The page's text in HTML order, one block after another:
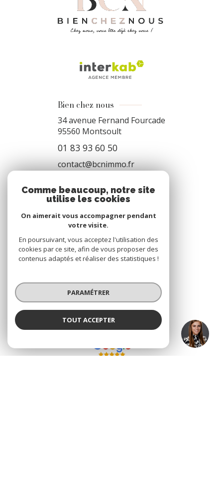
Justine CAILLET
Bien chez nous
34 avenue Fernand Fourcade
95560 Montsoult
01 83 93 60 50
contact@bcnimmo.fr
NOS RÉSEAUX
Nous suivre
AVIS
clients
Comme beaucoup, notre site
utilise les cookies
On aimerait vous accompagner pendant
votre visite.
En poursuivant, vous acceptez l'utilisation des
cookies par ce site, afin de vous proposer des
contenus adaptés et réaliser des statistiques !
PARAMÉTRER
TOUT ACCEPTER